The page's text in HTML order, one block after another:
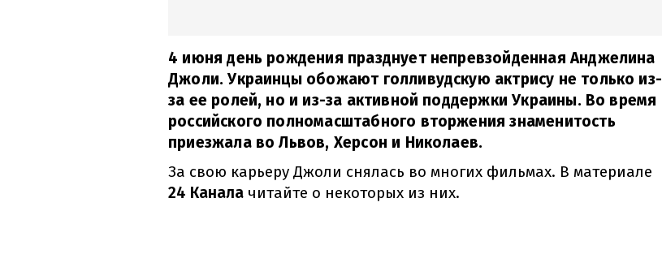
4 июня день рождения празднует непревзойденная Анджелина
Джоли. Украинцы обожают голливудскую актрису не только из-
за ее ролей, но и из-за активной поддержки Украины. Во время
российского полномасштабного вторжения знаменитость
приезжала во Львов, Херсон и Николаев.
За свою карьеру Джоли снялась во многих фильмах. В материале
24 Канала читайте о некоторых из них.